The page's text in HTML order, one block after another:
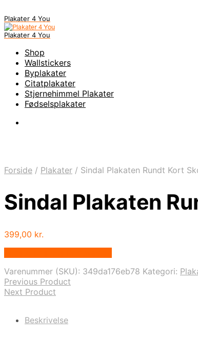
Plakater 4 You
Plakater 4 You
Shop
Wallstickers
Byplakater
Citatplakater
Stjernehimmel Plakater
Fødselsplakater
Forside / Plakater / Sindal Plakaten Rundt Kort
Sindal Plakaten
399,00 kr.
Varenummer (SKU): 349da176eb78 Kategori:
Previous Product
Next Product
Beskrivelse